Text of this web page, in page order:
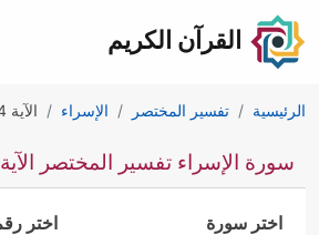
القرآن الكريم
الرئيسية تفسير المختصر الإسراء الآية 4
سورة الإسراء تفسير المختصر الآية 4
اختر سورة اختر